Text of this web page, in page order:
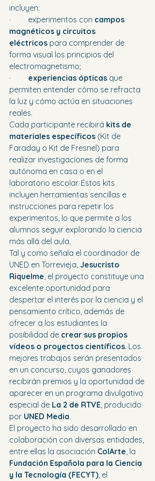
incluyen:
·         experimentos con campos
magnéticos y circuitos
eléctricos para comprender de
forma visual los principios del
electromagnetismo;
· experiencias ópticas que
permiten entender cómo se refracta
la luz y cómo actúa en situaciones
reales.
Cada participante recibirá kits de
materiales específicos (Kit de
Faraday o Kit de Fresnel) para
realizar investigaciones de forma
autónoma en casa o en el
laboratorio escolar. Estos kits
incluyen herramientas sencillas e
instrucciones para repetir los
experimentos, lo que permite a los
alumnos seguir explorando la ciencia
más allá del aula.
Tal y como señala el coordinador de
UNED en Torrevieja, Jesucristo
Riquelme, el proyecto constituye una
excelente oportunidad para
despertar el interés por la ciencia y el
pensamiento crítico, además de
ofrecer a los estudiantes la
posibilidad de crear sus propios
vídeos o proyectos científicos. Los
mejores trabajos serán presentados
en un concurso, cuyos ganadores
recibirán premios y la oportunidad de
aparecer en un programa divulgativo
especial de La 2 de RTVE, producido
por UNED Media.
El proyecto ha sido desarrollado en
colaboración con diversas entidades,
entre ellas la asociación ColArte, la
Fundación Española para la Ciencia
y la Tecnología (FECYT), el